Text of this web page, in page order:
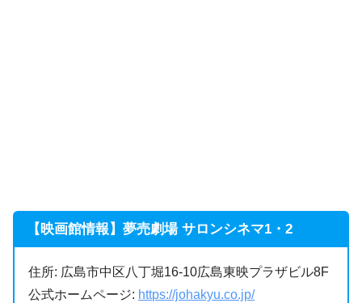
【映画館情報】夢売劇場 サロンシネマ1・2
住所: 広島市中区八丁堀16-10広島東映プラザビル8F
公式ホームページ: https://johakyu.co.jp/